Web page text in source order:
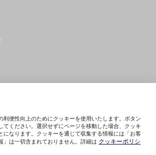
利便性向上のためにクッキーを使用いたします。ボタン
てください。選択せずにページを移動した場合、クッキ
になります。クッキーを通じて収集する情報には「お客
」は一切含まれておりません。詳細は クッキーポリシ